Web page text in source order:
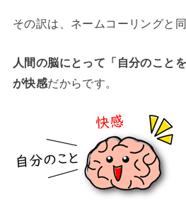
その訳は、ネームコーリングと同
人間の脳にとって「自分のこと
が快感だからです。